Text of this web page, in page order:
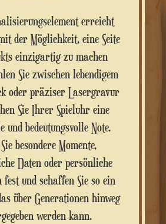
der Möglichkeit, eine Seite
einzigartig zu machen
Sie zwischen lebendigem
oder präziser Lasergravur
Sie Ihrer Spieluhr eine
und bedeutungsvolle Note.
besondere Momente,
Daten oder persönliche
fest und schaffen Sie so ein
über Generationen hinweg
werden kann.